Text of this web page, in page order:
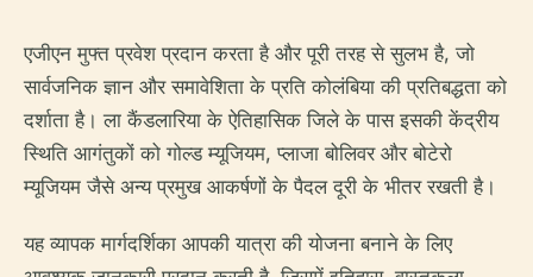
एजीएन मुफ्त प्रवेश प्रदान करता है और पूरी तरह से सुलभ है, जो
सार्वजनिक ज्ञान और समावेशिता के प्रति कोलंबिया की प्रतिबद्धता को
दर्शाता है। ला कैंडलारिया के ऐतिहासिक जिले के पास इसकी केंद्रीय
स्थिति आगंतुकों को गोल्ड म्यूजियम, प्लाजा बोलिवर और बोटेरो
म्यूजियम जैसे अन्य प्रमुख आकर्षणों के पैदल दूरी के भीतर रखती है।
यह व्यापक मार्गदर्शिका आपकी यात्रा की योजना बनाने के लिए